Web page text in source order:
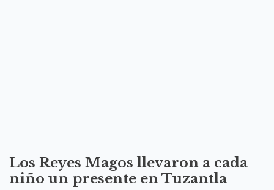
Los Reyes Magos llevaron a cada
niño un presente en Tuzantla